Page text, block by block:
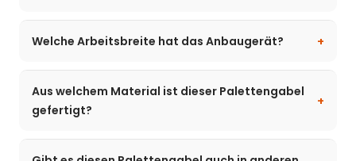
Welche Arbeitsbreite hat das Anbaugerät?
Aus welchem Material ist dieser Palettengabel
gefertigt?